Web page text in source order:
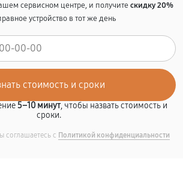
сервисном центре, и получитескидку 20%
устройство в тот же день
5–10 минут, чтобы назвать стоимость и
сроки.
соглашаетесь с Политикой конфиденциальности